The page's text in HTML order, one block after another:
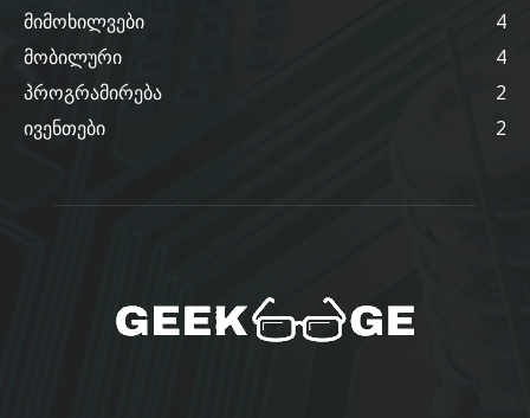
მიმოხილვები
4
მობილური
4
პროგრამირება
2
ივენთები
2